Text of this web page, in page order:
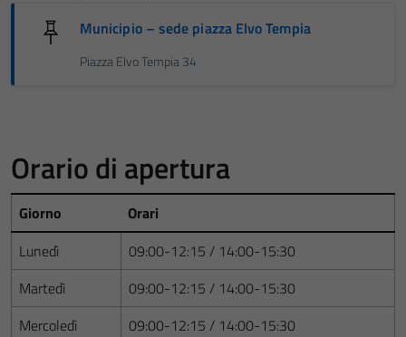
Municipio – sede piazza Elvo Tempia
Piazza Elvo Tempia 34
Orario di apertura
Giorno
Orari
Lunedì
09:00-12:15 / 14:00-15:30
Martedì
09:00-12:15 / 14:00-15:30
Mercoledì
09:00-12:15 / 14:00-15:30